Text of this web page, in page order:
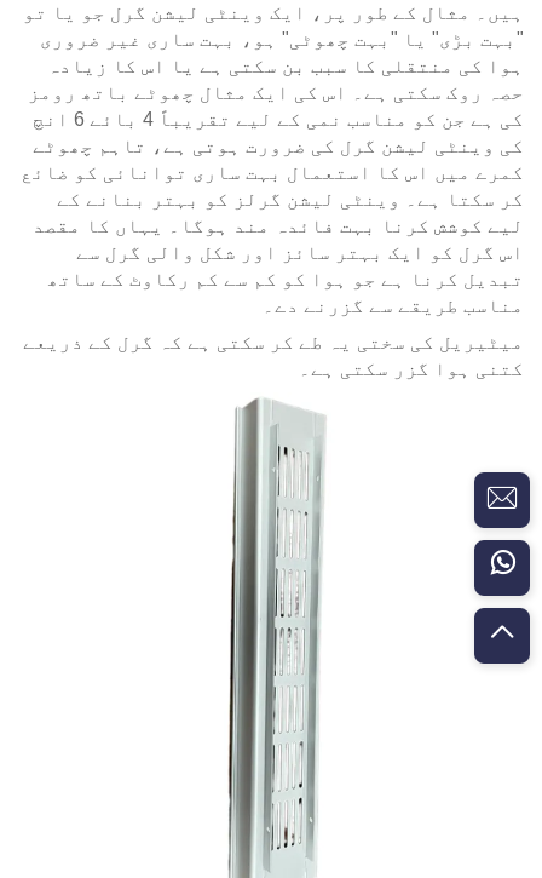
ہیں۔ مثال کے طور پر، ایک وینٹی لیشن گرل جو یا تو
"بہت بڑی" یا "بہت چھوٹی" ہو، بہت ساری غیر ضروری
ہوا کی منتقلی کا سبب بن سکتی ہے یا اس کا زیادہ
حصہ روک سکتی ہے۔ اس کی ایک مثال چھوٹے باتھ رومز
کی ہے جن کو مناسب نمی کے لیے تقریباً 4 بائے 6 انچ
کی وینٹی لیشن گرل کی ضرورت ہوتی ہے، تاہم چھوٹے
کمرے میں اس کا استعمال بہت ساری توانائی کو ضائع
کر سکتا ہے۔ وینٹی لیشن گرلز کو بہتر بنانے کے
لیے کوشش کرنا بہت فائدہ مند ہوگا۔ یہاں کا مقصد
اس گرل کو ایک بہتر سائز اور شکل والی گرل سے
تبدیل کرنا ہے جو ہوا کو کم سے کم رکاوٹ کے ساتھ
مناسب طریقے سے گزرنے دے۔
میٹیریل کی سختی یہ طے کر سکتی ہے کہ گرل کے ذریعے
کتنی ہوا گزر سکتی ہے۔